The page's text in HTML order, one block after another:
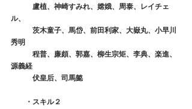
盧植、神崎すみれ、嫦娥、周泰、レイチェ
ル、
茨木童子、馬岱、前田利家、大嶽丸、小早川
秀明
程普、廉頗、郭嘉、柳生宗矩、李典、楽進、
源義経
伏皇后、司馬懿
・スキル２